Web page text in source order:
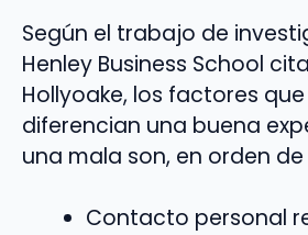
Según el trabajo de
Henley Business School
Hollyoake, los factores
diferencian una buena
una mala son, en orden
Contacto personal